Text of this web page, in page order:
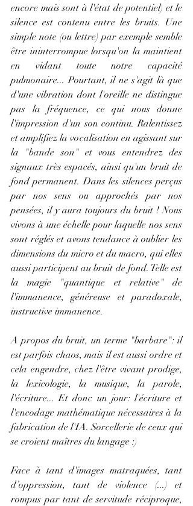
encore mais sont à l'état de potentiel) et le
silence est contenu entre les bruits. Une
simple note (ou lettre) par exemple semble
être ininterrompue lorsqu'on la maintient
en vidant toute notre capacité
pulmonaire... Pourtant, il ne s'agit là que
d'une vibration dont l'oreille ne distingue
pas la fréquence, ce qui nous donne
l'impression d'un son continu. Ralentissez
et amplifiez la vocalisation en agissant sur
la "bande son" et vous entendrez des
signaux très espacés, ainsi qu'un bruit de
fond permanent. Dans les silences perçus
par nos sens ou approchés par nos
pensées, il y aura toujours du bruit ! Nous
vivons à une échelle pour laquelle nos sens
sont réglés et avons tendance à oublier les
dimensions du micro et du macro, qui elles
aussi participent au bruit de fond. Telle est
la magie "quantique et relative" de
l'immanence, généreuse et paradoxale,
instructive immanence.
A propos du bruit, un terme "barbare": il
est parfois chaos, mais il est aussi ordre et
cela engendre, chez l'être vivant prodige,
la lexicologie, la musique, la parole,
l'écriture... Et donc un jour: l'écriture et
l'encodage mathématique nécessaires à la
fabrication de l'IA. Sorcellerie de ceux qui
se croient maîtres du langage :)
Face à tant d'images matraquées, tant
d’oppression, tant de violence (...) et
rompus par tant de servitude réciproque,